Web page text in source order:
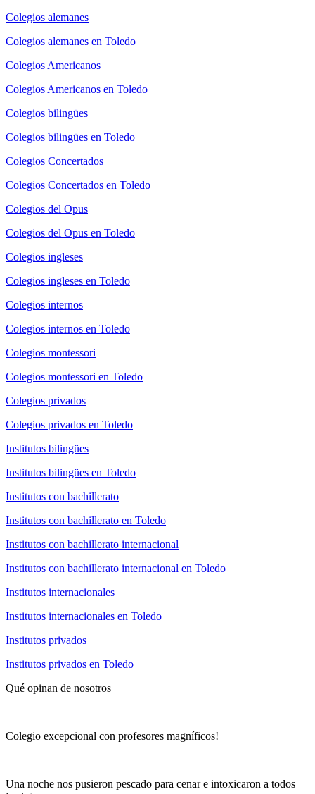
Colegios alemanes
Colegios alemanes en Toledo
Colegios Americanos
Colegios Americanos en Toledo
Colegios bilingües
Colegios bilingües en Toledo
Colegios Concertados
Colegios Concertados en Toledo
Colegios del Opus
Colegios del Opus en Toledo
Colegios ingleses
Colegios ingleses en Toledo
Colegios internos
Colegios internos en Toledo
Colegios montessori
Colegios montessori en Toledo
Colegios privados
Colegios privados en Toledo
Institutos bilingües
Institutos bilingües en Toledo
Institutos con bachillerato
Institutos con bachillerato en Toledo
Institutos con bachillerato internacional
Institutos con bachillerato internacional en Toledo
Institutos internacionales
Institutos internacionales en Toledo
Institutos privados
Institutos privados en Toledo
Qué opinan de nosotros
Colegio excepcional con profesores magníficos!
Una noche nos pusieron pescado para cenar e intoxicaron a todos